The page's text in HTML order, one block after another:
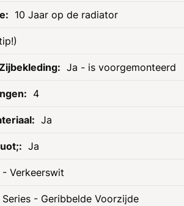
10 Jaar op de radiator
Ja - is voorgemonteerd
4
Ja
Ja
- Verkeerswit
Series - Geribbelde Voorzijde